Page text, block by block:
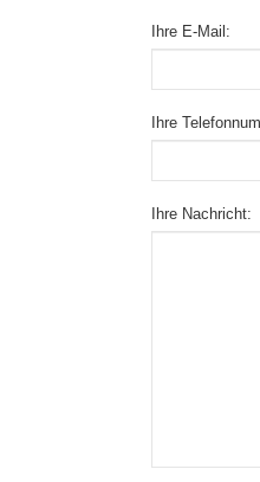
Ihre E-Mail:
Ihre
Ihre Nachricht: